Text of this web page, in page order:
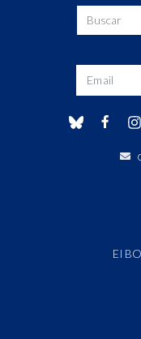
Buscar
Dirección
El